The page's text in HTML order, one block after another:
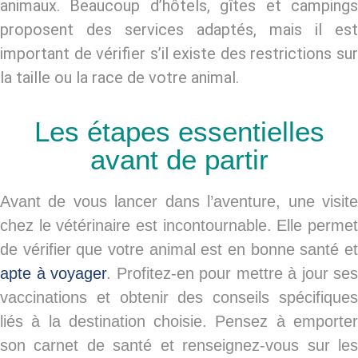
animaux. Beaucoup d’hôtels, gîtes et campings
proposent des services adaptés, mais il est
important de vérifier s’il existe des restrictions sur
la taille ou la race de votre animal.
Les étapes essentielles
avant de partir
Avant de vous lancer dans l’aventure, une visite
chez le vétérinaire est incontournable. Elle permet
de vérifier que votre animal est en bonne santé et
apte à voyager. Profitez-en pour mettre à jour ses
vaccinations et obtenir des conseils spécifiques
liés à la destination choisie. Pensez à emporter
son carnet de santé et renseignez-vous sur les